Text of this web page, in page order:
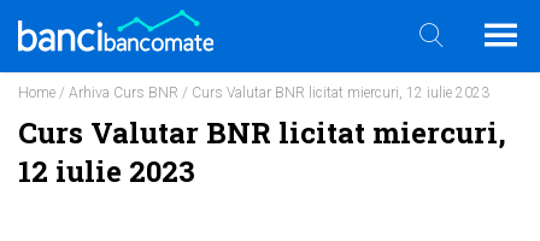
Home / Arhiva Curs BNR / Curs Valutar BNR licitat miercuri, 12 iulie 2023
Curs Valutar BNR licitat miercuri,
12 iulie 2023